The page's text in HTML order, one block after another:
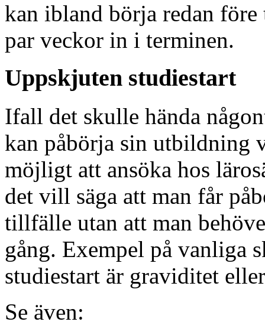
kan ibland börja redan före
par veckor in i terminen.
Uppskjuten studiestart
Ifall det skulle hända
kan påbörja sin utbildning
möjligt att ansöka hos
det vill säga att man får
tillfälle utan att man
gång. Exempel på vanliga
studiestart är graviditet
Se även: